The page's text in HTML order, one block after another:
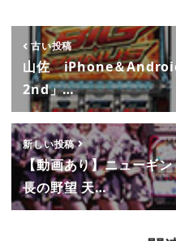
古い投稿
山佐 iPhone＆
2nd」…
新しい投稿
【動画あり】ニューギ
長の野望 天…